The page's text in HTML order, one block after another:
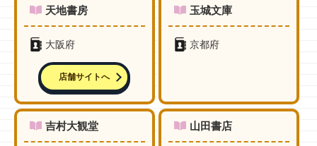
天地書房
大阪府
店舗サイトへ
玉城文庫
京都府
吉村大観堂 山田書店